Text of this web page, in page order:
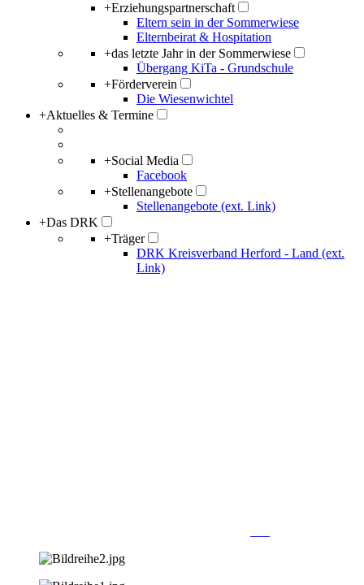
+Erziehungspartnerschaft
Eltern sein in der Sommerwiese
Elternbeirat & Hospitation
+das letzte Jahr in der Sommerwiese
Übergang KiTa - Grundschule
+Förderverein
Die Wiesenwichtel
+Aktuelles & Termine
+Social Media
Facebook
+Stellenangebote
Stellenangebote (ext. Link)
+Das DRK
+Träger
DRK Kreisverband Herford - Land (ext.
Link)